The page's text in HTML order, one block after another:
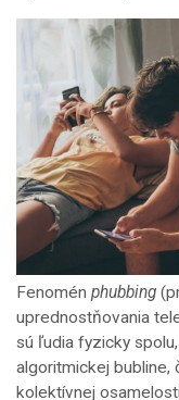
Fenomén phubbing
uprednostňovania
sú ľudia fyzicky
algoritmickej bubline,
kolektívnej